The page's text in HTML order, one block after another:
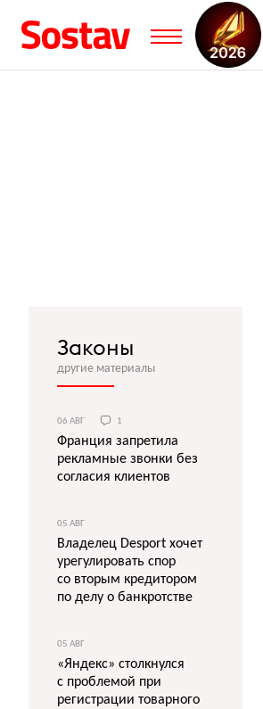
Законы
другие материалы
06 АВГ 1
Франция запретила
рекламные звонки без
согласия клиентов
05 АВГ
Владелец Desport хочет
урегулировать спор
со вторым кредитором
по делу о банкротстве
05 АВГ
«Яндекс» столкнулся
с проблемой при
регистрации товарного